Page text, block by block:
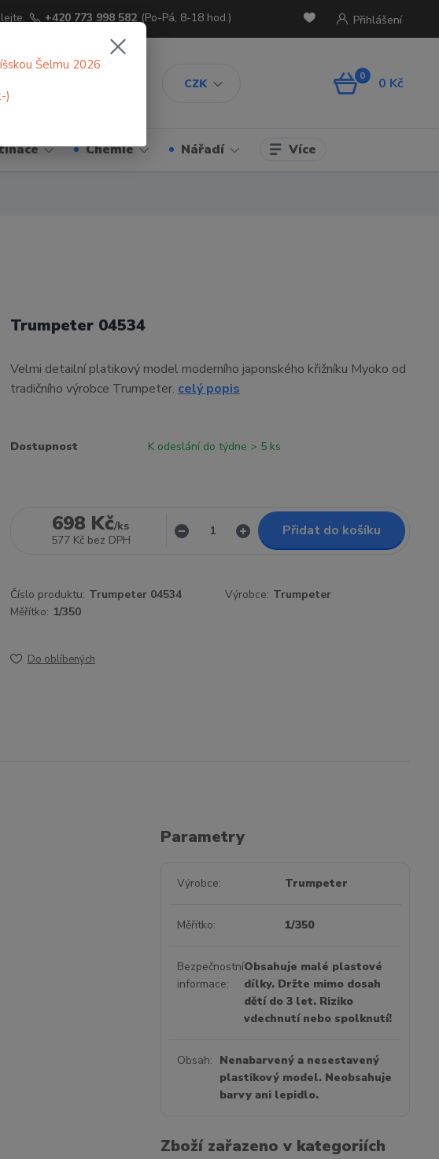
CZK
Přihlášení
+420 773 998 582 (Po-Pá, 8-18 hod.)
0 0 Kč
Chemie Nářadí Více
Trumpeter 04534
Velmi detailní platikový model moderního japonského křižníku Myoko od
tradičního výrobce Trumpeter. celý popis
Dostupnost K odeslání do týdne > 5 ks
698 Kč/ks
577 Kč bez DPH
Přidat do košíku
Číslo produktu: Trumpeter 04534 Výrobce: Trumpeter
Měřítko: 1/350
Do oblíbených
Parametry
Výrobce Trumpeter
Měřítko 1/350
Bezpečnostní
informace
Obsahuje malé plastové
dílky. Držte mimo dosah
dětí do 3 let. Riziko
vdechnutí nebo spolknutí!
Obsah
Nenabarvený a nesestavený
plastikový model. Neobsahuje
barvy ani lepidlo.
Zboží zařazeno v kategoriích
Šelmu 2026
)